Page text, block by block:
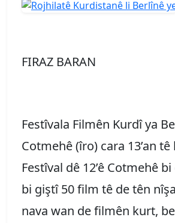
FIRAZ BARAN
Festîvala Filmên Kurdî ya
Cotmehê (îro) cara 13’an
Festîval dê 12’ê Cotmehê
bi giştî 50 film tê de tên
nava wan de filmên kurt,